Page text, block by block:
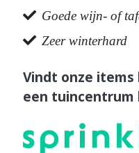
Goede wijn- of
Zeer winterhard
Vindt onze items
een tuincentrum